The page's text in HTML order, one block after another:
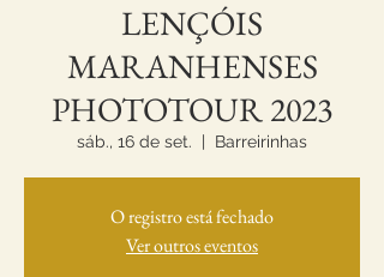
LENÇÓIS
MARANHENSES
PHOTOTOUR 2023
sáb., 16 de set.
  |
Barreirinhas
O registro está fechado
Ver outros eventos